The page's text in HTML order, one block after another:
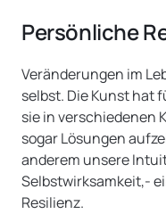
Persönliche
Veränderungen im
selbst. Die Kunst hat
sie in verschiedenen
sogar Lösungen
anderem unsere
Selbstwirksamkeit,-
Resilienz.